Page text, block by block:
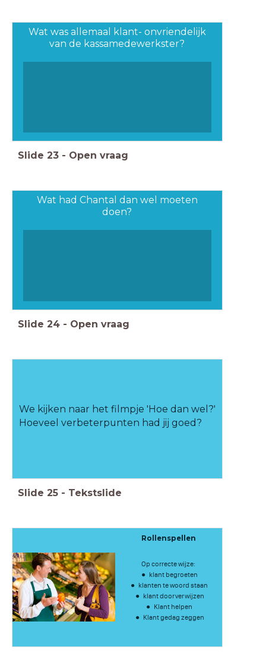
Wat was allemaal klant- onvriendelijk
van de kassamedewerkster?
Slide 23 - Open vraag
Wat had Chantal dan wel moeten
doen?
Slide 24 - Open vraag
We kijken naar het filmpje 'Hoe dan wel?'
Hoeveel verbeterpunten had jij goed?
Slide 25 - Tekstslide
Rollenspellen
Op correcte wijze:
klant begroeten
klanten te woord staan
klant doorverwijzen
Klant helpen
Klant gedag zeggen